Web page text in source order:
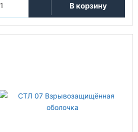
В корзину